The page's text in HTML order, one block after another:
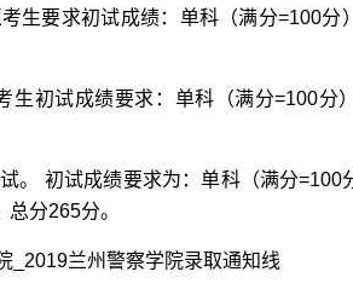
生要求初试成绩：单科（满分=100分
初试成绩要求：单科（满分=100分
。 初试成绩要求为：单科（满分=100
总分265分。